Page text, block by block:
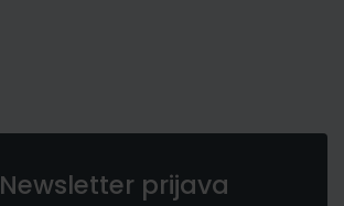
Newsletter prijava